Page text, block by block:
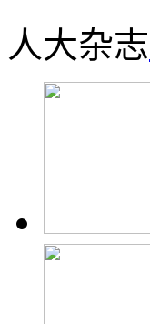
人大杂志